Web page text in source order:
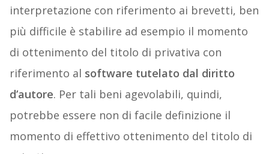
interpretazione con riferimento ai brevetti, ben
più difficile è stabilire ad esempio il momento
di ottenimento del titolo di privativa con
riferimento al software tutelato dal diritto
d’autore. Per tali beni agevolabili, quindi,
potrebbe essere non di facile definizione il
momento di effettivo ottenimento del titolo di